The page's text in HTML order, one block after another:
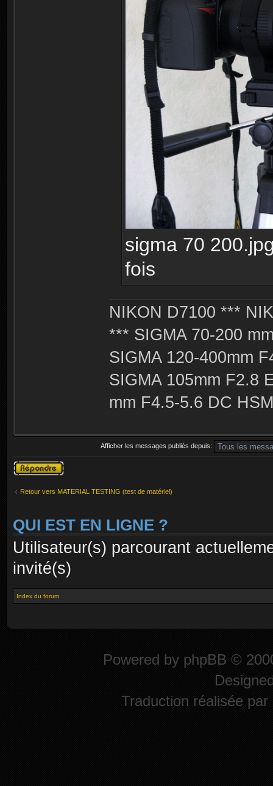
sigma 70
fois
NIKON D7100 ***
*** SIGMA 70-200
SIGMA 120-400mm
SIGMA 105mm F2.8
mm F4.5-5.6 DC
Afficher les messages publiés depuis:
Publier une
réponse
Retour vers MATERIAL TESTING (test de matériel)
QUI EST EN LIGNE ?
Utilisateur(s) parcourant
invité(s)
Index du forum
Powered by phpBB ©
Traduction réalisée par